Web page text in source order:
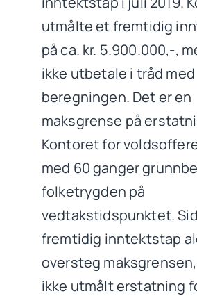
utmålte et fremtidig
på ca. kr. 5.900.000,-,
ikke utbetale i tråd med
beregningen. Det er en
maksgrense på
Kontoret for
med 60 ganger
folketrygden på
vedtakstidspunktet.
fremtidig inntektstap
oversteg
ikke utmålt erstatning